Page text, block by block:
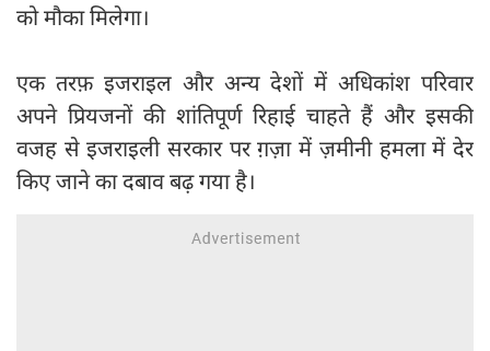
को मौका मिलेगा।
एक तरफ़ इजराइल और अन्य देशों में अधिकांश परिवार
अपने प्रियजनों की शांतिपूर्ण रिहाई चाहते हैं और इसकी
वजह से इजराइली सरकार पर ग़ज़ा में ज़मीनी हमला में देर
किए जाने का दबाव बढ़ गया है।